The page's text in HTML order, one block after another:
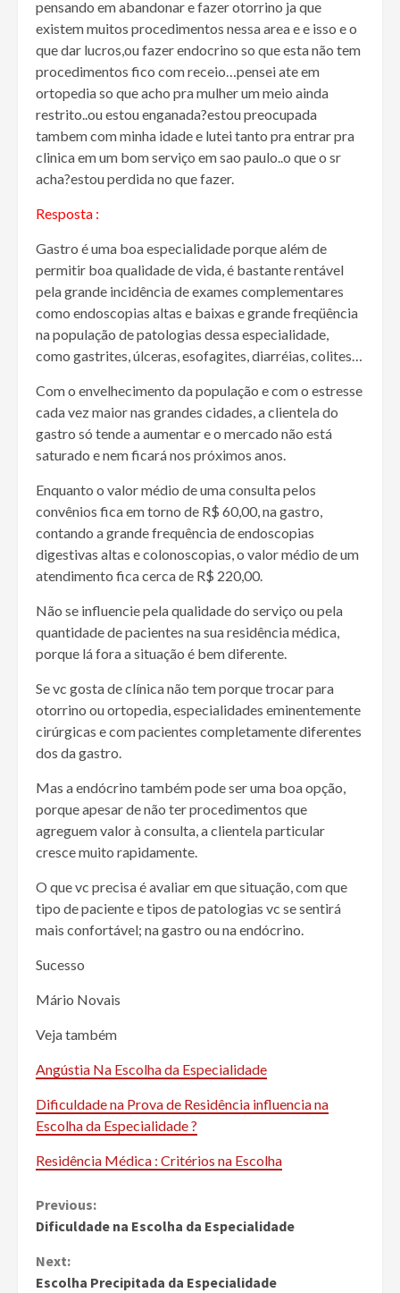
pensando em abandonar e fazer otorrino ja que
existem muitos procedimentos nessa area e e isso e o
que dar lucros,ou fazer endocrino so que esta não tem
procedimentos fico com receio…pensei ate em
ortopedia so que acho pra mulher um meio ainda
restrito..ou estou enganada?estou preocupada
tambem com minha idade e lutei tanto pra entrar pra
clinica em um bom serviço em sao paulo..o que o sr
acha?estou perdida no que fazer.
Resposta :
Gastro é uma boa especialidade porque além de
permitir boa qualidade de vida, é bastante rentável
pela grande incidência de exames complementares
como endoscopias altas e baixas e grande freqüência
na população de patologias dessa especialidade,
como gastrites, úlceras, esofagites, diarréias, colites…
Com o envelhecimento da população e com o estresse
cada vez maior nas grandes cidades, a clientela do
gastro só tende a aumentar e o mercado não está
saturado e nem ficará nos próximos anos.
Enquanto o valor médio de uma consulta pelos
convênios fica em torno de R$ 60,00, na gastro,
contando a grande frequência de endoscopias
digestivas altas e colonoscopias, o valor médio de um
atendimento fica cerca de R$ 220,00.
Não se influencie pela qualidade do serviço ou pela
quantidade de pacientes na sua residência médica,
porque lá fora a situação é bem diferente.
Se vc gosta de clínica não tem porque trocar para
otorrino ou ortopedia, especialidades eminentemente
cirúrgicas e com pacientes completamente diferentes
dos da gastro.
Mas a endócrino também pode ser uma boa opção,
porque apesar de não ter procedimentos que
agreguem valor à consulta, a clientela particular
cresce muito rapidamente.
O que vc precisa é avaliar em que situação, com que
tipo de paciente e tipos de patologias vc se sentirá
mais confortável; na gastro ou na endócrino.
Sucesso
Mário Novais
Veja também
Angústia Na Escolha da Especialidade
Dificuldade na Prova de Residência influencia na
Escolha da Especialidade ?
Residência Médica : Critérios na Escolha
Continue
Previous:
Dificuldade na Escolha da Especialidade
Next:
Escolha Precipitada da Especialidade